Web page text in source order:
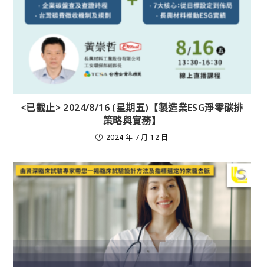
<已截止> 2024/8/16 (星期五)【製造業ESG淨零碳排
策略與實務】
2024 年 7 月 12 日